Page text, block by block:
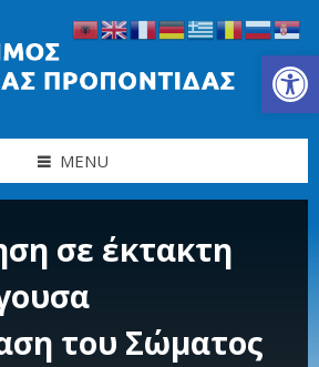
Ανοίξτε τη γραμμή εργαλείων
MENU
σε έκτακτη
του Σώματος